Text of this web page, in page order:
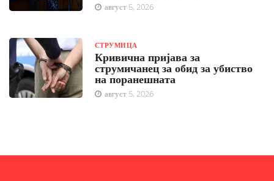
август 5, 2026
СТРУМИЦА
Кривична пријава за
струмичанец за обид за убиство
на поранешната
август 5, 2026